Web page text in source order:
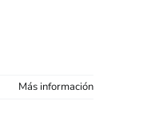
Más información